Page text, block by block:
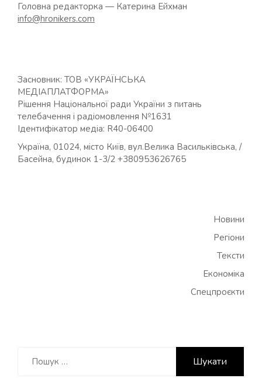
Головна редакторка — Катерина Ейхман
info@hronikers.com
Засновник: ТОВ «УКРАЇНСЬКА
МЕДІАПЛАТФОРМА»
Рішення Національної ради України з питань
телебачення і радіомовлення №1631
Ідентифікатор медіа: R40-06400
Україна, 01024, місто Київ, вул.Велика Васильківська, /
Басейна, будинок 1-3/2 +380953626765
Новини
Регіони
Тексти
Економіка
Спецпроєкти